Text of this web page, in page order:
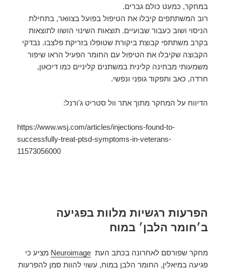
במחקר, כמעט כולם גברים.
רוב המשתתפים קיבלו את הטיפול בפועל בצוואר, בתחילת
הניסוי ושוב כעבור שבועיים. תוצאות השינוי הושוו לתוצאות
בקרב משתתפי קבוצת ביקורת שטופלו בזריקת פלצבו. נבדקי
הקבוצה שקיבלו את הטיפול עם החומר הפעיל הראו שיפור
משמעותי מבחינה קלינית במשתנים קליניים כמו דיכאון,
חרדה, כאב ותפקוד גופני ונפשי.
הדיווח על המחקר מתוך אתר וול סטריט ג'ורנל:
https://www.wsj.com/articles/injections-found-to-
successfully-treat-ptsd-symptoms-in-veterans-
11573056000
הפרעות רגשיות מלוות בפגיעה
ב׳חומר הלבן׳ במוח
מחקר שפורסם לאחרונה בכתב העת Neuroimage מציע כי
פגיעה במיאלין, החומר הלבן במוח, עשוי להוות סמן להפרעות